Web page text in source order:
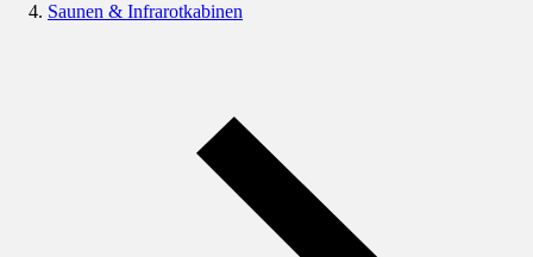
Saunen & Infrarotkabinen